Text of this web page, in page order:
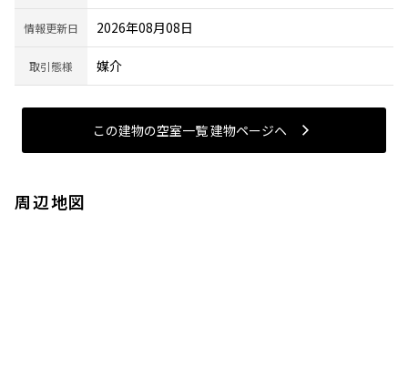
情報更新日 2026年08月08日
取引態様 媒介
この建物の空室一覧 建物ページヘ
周辺地図